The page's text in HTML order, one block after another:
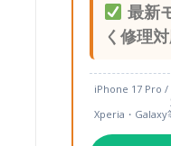
最新
く修理
iPhone 17 Pro /
Xperia・Galaxy